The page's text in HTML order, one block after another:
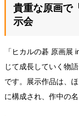
貴重な原画で
示会
「ヒカルの碁 原画展
じて成長していく物
です。展示作品は、
に構成され、作中の